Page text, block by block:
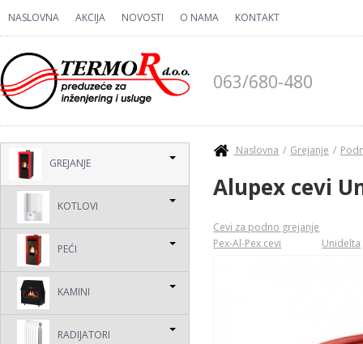
NASLOVNA AKCIJA NOVOSTI O NAMA KONTAKT
063/680-480
GREJANJE
KOTLOVI
PEĆI
KAMINI
RADIJATORI
You are here
Naslovna Grejanje
Alupex cevi
Cevi za podno grejanje
Pex-Al-Pex cevi
Unidelta